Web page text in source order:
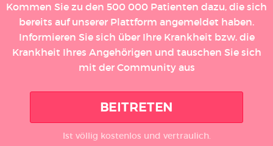
Kommen Sie zu den 500 000 Patienten dazu, die sich
bereits auf unserer Plattform angemeldet haben.
Informieren Sie sich über Ihre Krankheit bzw. die
Krankheit Ihres Angehörigen und tauschen Sie sich
mit der Community aus
BEITRETEN
Ist völlig kostenlos und vertraulich.